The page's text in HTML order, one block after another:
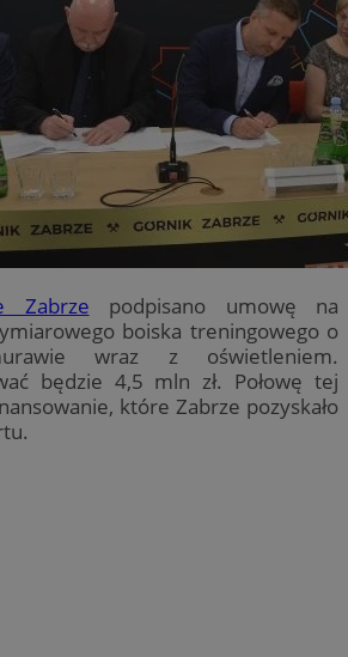
Zabrze podpisano umowę na
boiska treningowego o
wraz z oświetleniem.
będzie 4,5 mln zł. Połowę tej
które Zabrze pozyskało